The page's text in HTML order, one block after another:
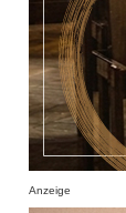
Anzeige